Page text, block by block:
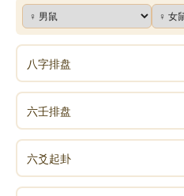
八字排盘
六壬排盘
六爻起卦